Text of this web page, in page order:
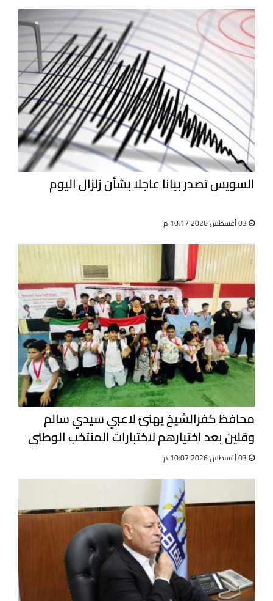
السويس تصدر بيانا عاجلا بشأن زلزال اليوم
محافظ كفرالشيخ يهنئ لاعبي سيدي سالم
وقلين بعد اختيارهم لاختبارات المنتخب الوطني
للجيت كونى دو